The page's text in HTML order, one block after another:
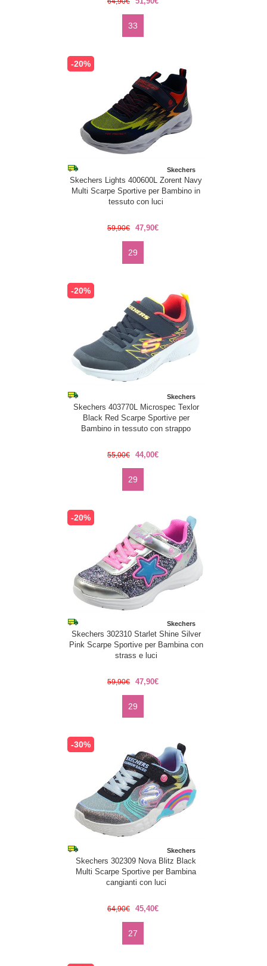
33
-20%
Skechers
Skechers Lights 400600L Zorent Navy
Multi Scarpe Sportive per Bambino in
tessuto con luci
59,90€ 47,90€
29
-20%
Skechers
Skechers 403770L Microspec Texlor
Black Red Scarpe Sportive per
Bambino in tessuto con strappo
55,00€ 44,00€
29
-20%
Skechers
Skechers 302310 Starlet Shine Silver
Pink Scarpe Sportive per Bambina con
strass e luci
59,90€ 47,90€
29
-30%
Skechers
Skechers 302309 Nova Blitz Black
Multi Scarpe Sportive per Bambina
cangianti con luci
64,90€ 45,40€
27